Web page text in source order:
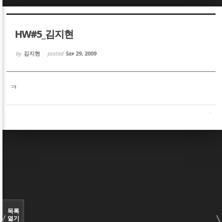
HW#5_김지현
by 김지현 posted Sep 29, 2009
ㅋ
목록
열기
Sketchbook5, 스케치북5
Sketchbook5, 스케치북5
Sketchbook5, 스케치북5
Sketchbook5, 스케치북5